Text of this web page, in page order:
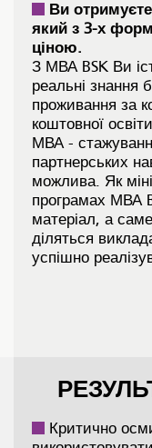
Ви
який з 3-х
ціною.
З МВА BSK Ви
реальні знання
проживання за
коштовної
МВА -
партнерських
можлива. Як
програмах МВА
матеріал, а
діляться
успішно
Критично